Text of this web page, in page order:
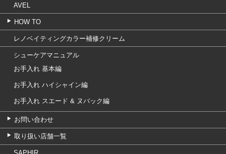
AVEL
HOW TO
レノベイティングカラー補修クリーム
シューケアマニュアル
お手入れ 基本編
お手入れ ハイシャイン編
お手入れ スエード & ヌバック編
お問い合わせ
取り扱い店舗一覧